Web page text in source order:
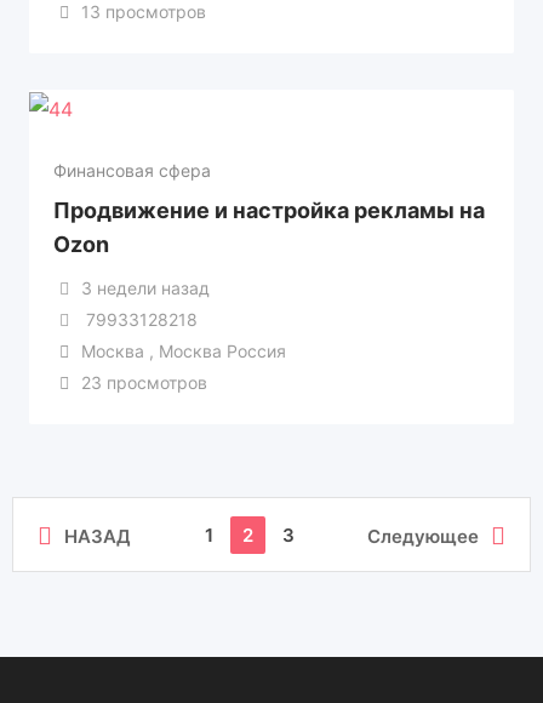
13 просмотров
Финансовая сфера
Продвижение и настройка рекламы на
Ozon
3 недели назад
79933128218
Москва , Москва Россия
23 просмотров
НАЗАД 1 2 3 Следующее